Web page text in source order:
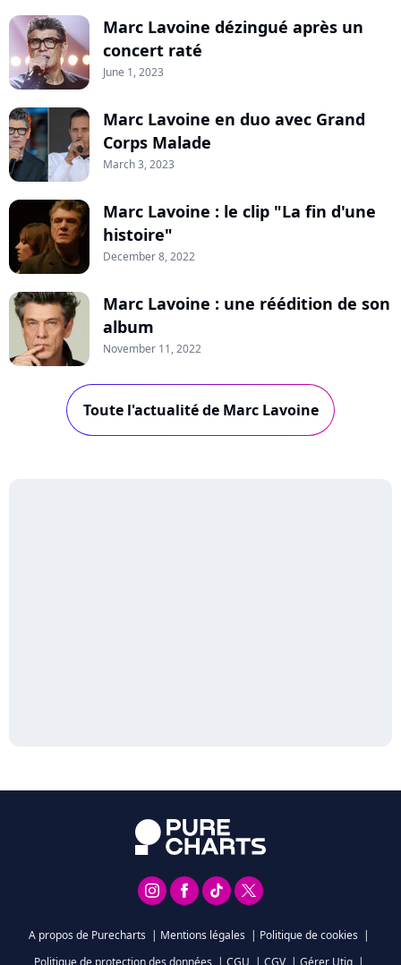
Marc Lavoine dézingué après un
concert raté
June 1, 2023
Marc Lavoine en duo avec Grand
Corps Malade
March 3, 2023
Marc Lavoine : le clip "La fin d'une
histoire"
December 8, 2022
Marc Lavoine : une réédition de son
album
November 11, 2022
Toute l'actualité de Marc Lavoine
A propos de Purecharts | Mentions légales | Politique de cookies |
Politique de protection des données | CGU | CGV | Gérer Utiq |